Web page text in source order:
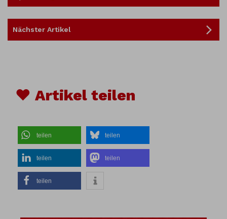
Nächster Artikel
♥ Artikel teilen
teilen teilen
teilen teilen
teilen